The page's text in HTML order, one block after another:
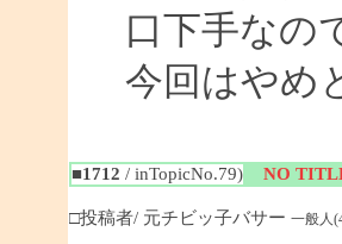
口下手なの
今回はやめ
■1712 / inTopicNo.79) NO
□投稿者/ 元チビッ子バサー 一般人